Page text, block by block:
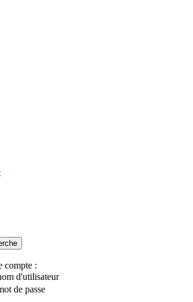
compte :
d'utilisateur
de passe